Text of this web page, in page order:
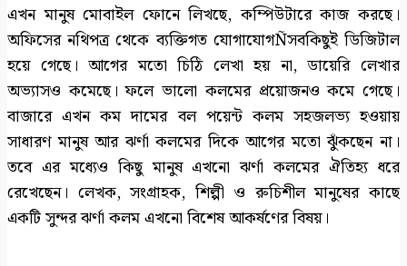
এখন মানুষ মোবাইল ফোনে লিখছে, কম্পিউটারে কাজ করছে।
অফিসের নথিপত্র থেকে ব্যক্তিগত যোগাযোগÑসবকিছুই ডিজিটাল
হয়ে গেছে। আগের মতো চিঠি লেখা হয় না, ডায়েরি লেখার
অভ্যাসও কমেছে। ফলে ভালো কলমের প্রয়োজনও কমে গেছে।
বাজারে এখন কম দামের বল পয়েন্ট কলম সহজলভ্য হওয়ায়
সাধারণ মানুষ আর ঝর্ণা কলমের দিকে আগের মতো ঝুঁকছেন না।
তবে এর মধ্যেও কিছু মানুষ এখনো ঝর্ণা কলমের ঐতিহ্য ধরে
রেখেছেন। লেখক, সংগ্রাহক, শিল্পী ও রুচিশীল মানুষের কাছে
একটি সুন্দর ঝর্ণা কলম এখনো বিশেষ আকর্ষণের বিষয়।